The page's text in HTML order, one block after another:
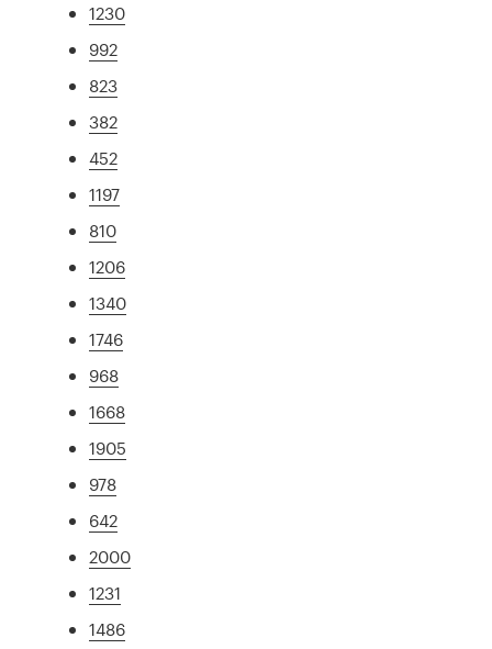
1230
992
823
382
452
1197
810
1206
1340
1746
968
1668
1905
978
642
2000
1231
1486